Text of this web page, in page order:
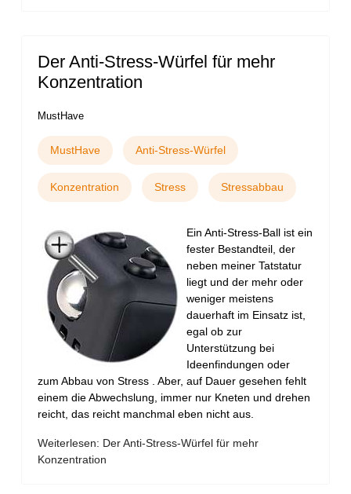
Der Anti-Stress-Würfel für mehr
Konzentration
MustHave
MustHave Anti-Stress-Würfel
Konzentration Stress Stressabbau
Ein Anti-Stress-Ball ist ein
fester Bestandteil, der
neben meiner Tatstatur
liegt und der mehr oder
weniger meistens
dauerhaft im Einsatz ist,
egal ob zur
Unterstützung bei
Ideenfindungen oder
zum Abbau von Stress . Aber, auf Dauer gesehen fehlt
einem die Abwechslung, immer nur Kneten und drehen
reicht, das reicht manchmal eben nicht aus.
Weiterlesen: Der Anti-Stress-Würfel für mehr
Konzentration